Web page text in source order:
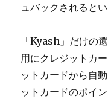
ュバックされるとい
「Kyash」だけの
用にクレジットカ
ットカードから自
ットカードのポイ